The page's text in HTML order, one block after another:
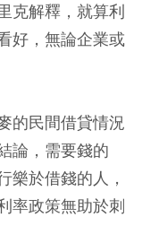
克解釋，就算利
好，無論企業或
的民間借貸情況
論，需要錢的
樂於借錢的人，
率政策無助於刺